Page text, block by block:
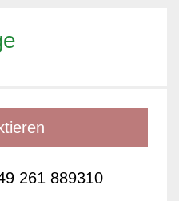
261 889310